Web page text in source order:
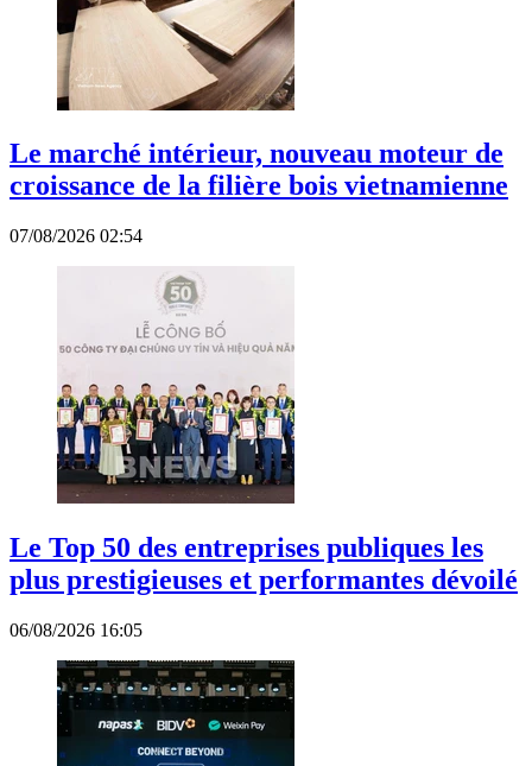
Le marché intérieur, nouveau moteur de
croissance de la filière bois vietnamienne
07/08/2026 02:54
Le Top 50 des entreprises publiques les
plus prestigieuses et performantes dévoilé
06/08/2026 16:05